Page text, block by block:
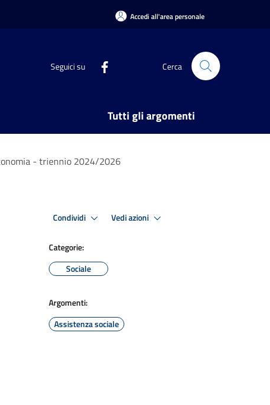
Accedi all'area personale
Seguici su Cerca
Tutti gli argomenti
- triennio 2024/2026
Condividi Vedi azioni
Categorie:
Sociale
Argomenti:
Assistenza sociale